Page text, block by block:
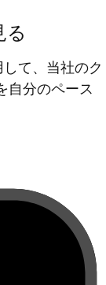
る
て、当社のク
自分のペース